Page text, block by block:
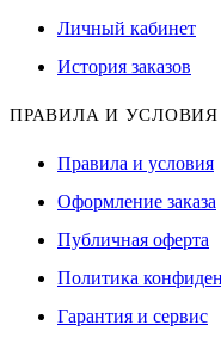
Личный кабинет
История заказов
ПРАВИЛА И УСЛОВИЯ
Правила и условия
Оформление заказа
Публичная оферта
Политика
Гарантия и сервис